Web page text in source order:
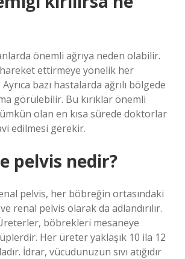
önemli ağrıya neden olabilir.
hareket ettirmeye yönelik her
bazı hastalarda ağrılı bölgede
görülebilir. Bu kırıklar önemli
olan en kısa sürede doktorlar
edilmesi gerekir.
pelvis nedir?
pelvis, her böbreğin ortasındaki
ve renal pelvis olarak da adlandırılır.
böbrekleri mesaneye
Her üreter yaklaşık 10 ila 12
İdrar, vücudunuzun sıvı atığıdır